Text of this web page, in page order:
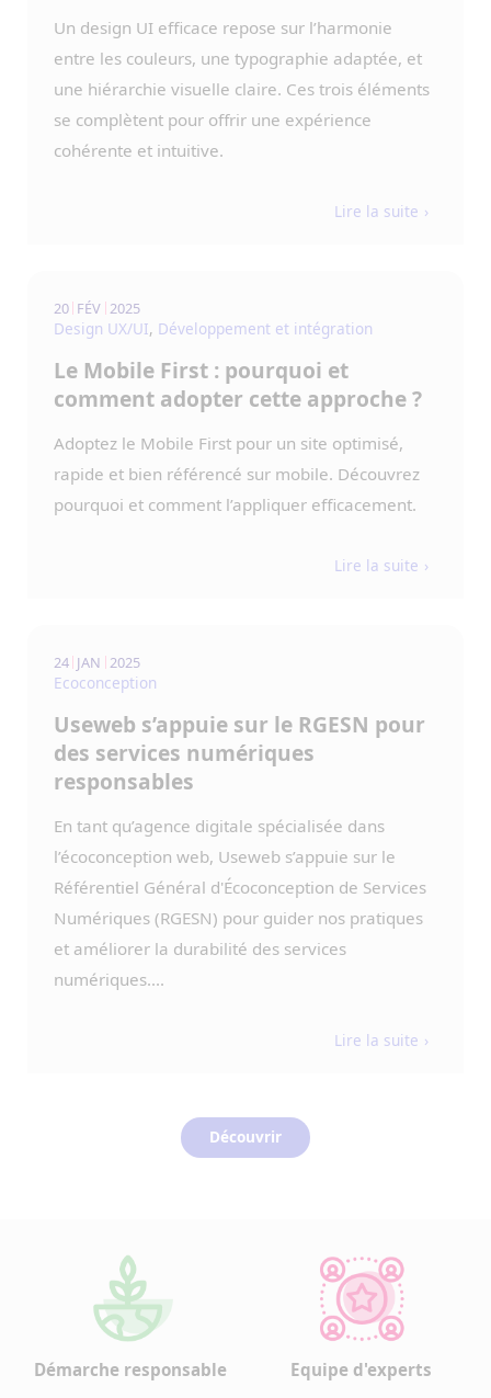
Un design UI efficace repose sur l’harmonie
entre les couleurs, une typographie adaptée, et
une hiérarchie visuelle claire. Ces trois éléments
se complètent pour offrir une expérience
cohérente et intuitive.
Lire la suite
20 FÉV 2025
Design UX/UI, Développement et intégration
Le Mobile First : pourquoi et
comment adopter cette approche ?
Adoptez le Mobile First pour un site optimisé,
rapide et bien référencé sur mobile. Découvrez
pourquoi et comment l’appliquer efficacement.
Lire la suite
24 JAN 2025
Ecoconception
Useweb s’appuie sur le RGESN pour
des services numériques
responsables
En tant qu’agence digitale spécialisée dans
l’écoconception web, Useweb s’appuie sur le
Référentiel Général d'Écoconception de Services
Numériques (RGESN) pour guider nos pratiques
et améliorer la durabilité des services
numériques....
Lire la suite
Découvrir
Démarche responsable Equipe d'experts